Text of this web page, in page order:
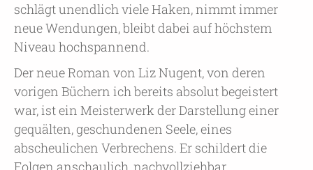
schlägt unendlich viele Haken, nimmt immer
neue Wendungen, bleibt dabei auf höchstem
Niveau hochspannend.
Der neue Roman von Liz Nugent, von deren
vorigen Büchern ich bereits absolut begeistert
war, ist ein Meisterwerk der Darstellung einer
gequälten, geschundenen Seele, eines
abscheulichen Verbrechens. Er schildert die
Folgen anschaulich, nachvollziehbar,